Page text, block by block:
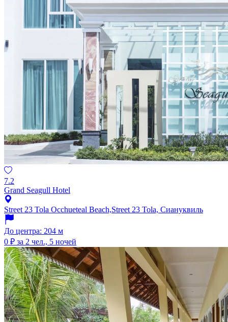
7.2
Grand Seagull Hotel
Street 23 Tola Occhueteal Beach,Street 23 Tola, Сиануквиль
До центра: 204 м
0 ₽ за 2 чел., 5 ночей